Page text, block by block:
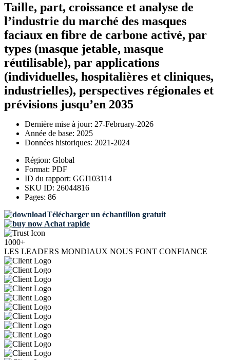
Taille, part, croissance et analyse de
l’industrie du marché des masques
faciaux en fibre de carbone activé, par
types (masque jetable, masque
réutilisable), par applications
(individuelles, hospitalières et cliniques,
industrielles), perspectives régionales et
prévisions jusqu’en 2035
Dernière mise à jour: 27-February-2026
Année de base: 2025
Données historiques: 2021-2024
Région: Global
Format: PDF
ID du rapport: GGI103114
SKU ID: 26044816
Pages: 86
Télécharger un échantillon gratuit
Achat rapide
1000+
LES LEADERS MONDIAUX NOUS FONT CONFIANCE